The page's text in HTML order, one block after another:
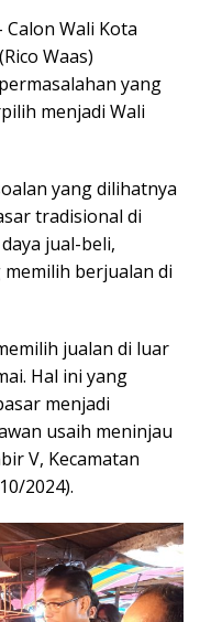
Calon Wali Kota
Waas)
yang
menjadi Wali
yang dilihatnya
tradisional di
jual-beli,
berjualan di
jualan di luar
Hal ini yang
menjadi
usaih meninjau
V, Kecamatan
2024).